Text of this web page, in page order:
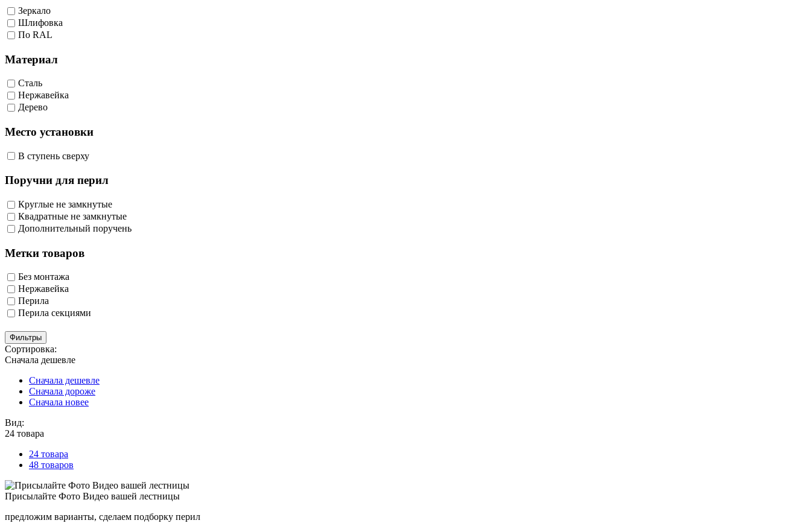
Зеркало
Шлифовка
По RAL
Материал
Сталь
Нержавейка
Дерево
Место установки
В ступень сверху
Поручни для перил
Круглые не замкнутые
Квадратные не замкнутые
Дополнительный поручень
Метки товаров
Без монтажа
Нержавейка
Перила
Перила секциями
Фильтры
Сортировка:
Сначала дешевле
Сначала дешевле
Сначала дороже
Сначала новее
Вид:
24 товара
24 товара
48 товаров
Присылайте Фото Видео вашей лестницы
предложим варианты, сделаем подборку перил